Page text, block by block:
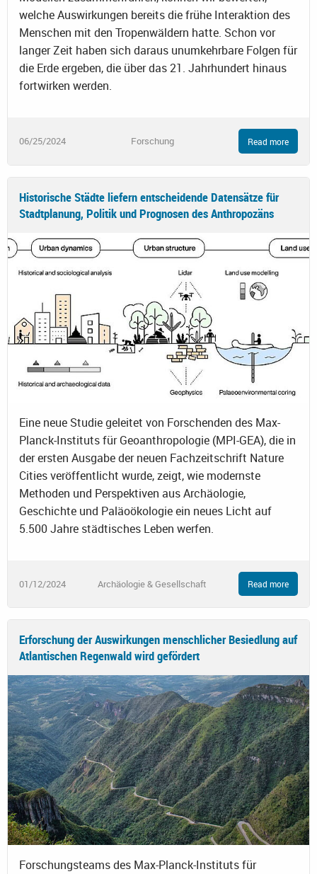
welche Auswirkungen bereits die frühe Interaktion des
Menschen mit den Tropenwäldern hatte. Schon vor
langer Zeit haben sich daraus unumkehrbare Folgen für
die Erde ergeben, die über das 21. Jahrhundert hinaus
fortwirken werden.
06/25/2024 Forschung Read more
Historische Städte liefern entscheidende Datensätze für
Stadtplanung, Politik und Prognosen des Anthropozäns
Eine neue Studie geleitet von Forschenden des Max-
Planck-Instituts für Geoanthropologie (MPI-GEA), die in
der ersten Ausgabe der neuen Fachzeitschrift Nature
Cities veröffentlicht wurde, zeigt, wie modernste
Methoden und Perspektiven aus Archäologie,
Geschichte und Paläoökologie ein neues Licht auf
5.500 Jahre städtisches Leben werfen.
01/12/2024 Archäologie & Gesellschaft Read more
Erforschung der Auswirkungen menschlicher Besiedlung auf
Atlantischen Regenwald wird gefördert
Forschungsteams des Max-Planck-Instituts für